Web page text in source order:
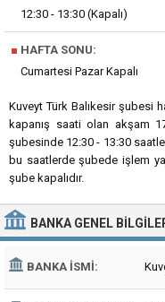
12:30 - 13:30 (Kapalı)
■ HAFTA SONU:
Cumartesi Pazar Kapalı
Kuveyt Türk Balıkesir şubesi
kapanış saati olan akşam
şubesinde 12:30 - 13:30
bu saatlerde şubede işlem
şube kapalıdır.
BANKA GENEL
BANKA İSMI: